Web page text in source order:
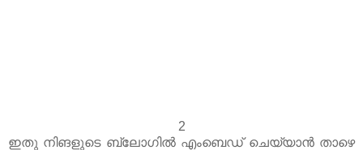
2
ഇതു നിങളുടെ ബ്ലോഗില്‍ എംബെഡ് ചെയ്യാന്‍ താഴെ